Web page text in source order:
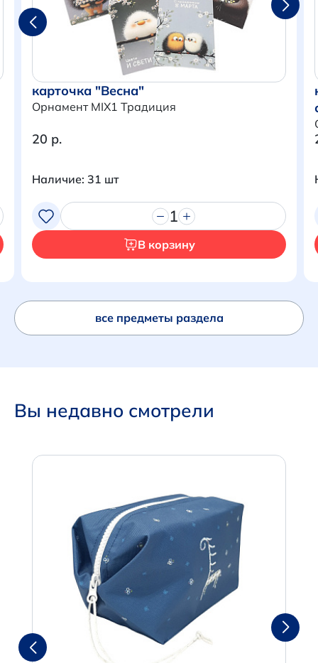
Итого:
0 р.
Продолжить покупки
карточка "Весна"
Орнамент MIX1 Традиция
20 р.
Наличие: 31 шт
1
В корзину
все предметы раздела
Вы недавно смотрели